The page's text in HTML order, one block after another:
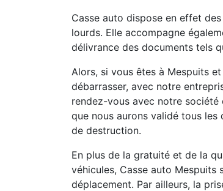
Casse auto dispose en effet
lourds. Elle accompagne
délivrance des documents tels
Alors, si vous êtes à Mespuits
débarrasser, avec notre
rendez-vous avec notre société
que nous aurons validé tous
de destruction.
En plus de la gratuité et de la
véhicules, Casse auto Mespuits
déplacement. Par ailleurs, la